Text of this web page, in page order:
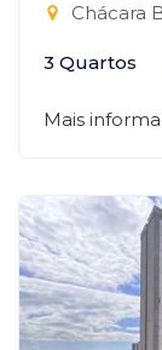
Chácara
3 Quartos
Mais